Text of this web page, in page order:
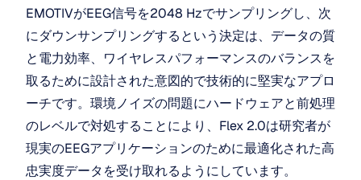
EMOTIVがEEG信号を2048 Hzでサンプリングし、次
にダウンサンプリングするという決定は、データの質
と電力効率、ワイヤレスパフォーマンスのバランスを
取るために設計された意図的で技術的に堅実なアプロ
ーチです。環境ノイズの問題にハードウェアと前処理
のレベルで対処することにより、Flex 2.0は研究者が
現実のEEGアプリケーションのために最適化された高
忠実度データを受け取れるようにしています。